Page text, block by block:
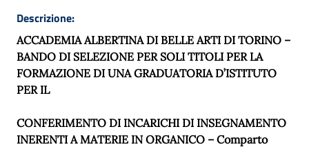
Descrizione:
ACCADEMIA ALBERTINA DI BELLE ARTI DI TORINO –
BANDO DI SELEZIONE PER SOLI TITOLI PER LA
FORMAZIONE DI UNA GRADUATORIA D’ISTITUTO
PER IL
CONFERIMENTO DI INCARICHI DI INSEGNAMENTO
INERENTI A MATERIE IN ORGANICO – Comparto